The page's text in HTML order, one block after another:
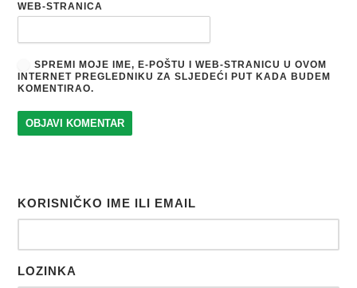
WEB-STRANICA
SPREMI MOJE IME, E-POŠTU I WEB-STRANICU U OVOM
INTERNET PREGLEDNIKU ZA SLJEDEĆI PUT KADA BUDEM
KOMENTIRAO.
KORISNIČKO IME ILI EMAIL
LOZINKA